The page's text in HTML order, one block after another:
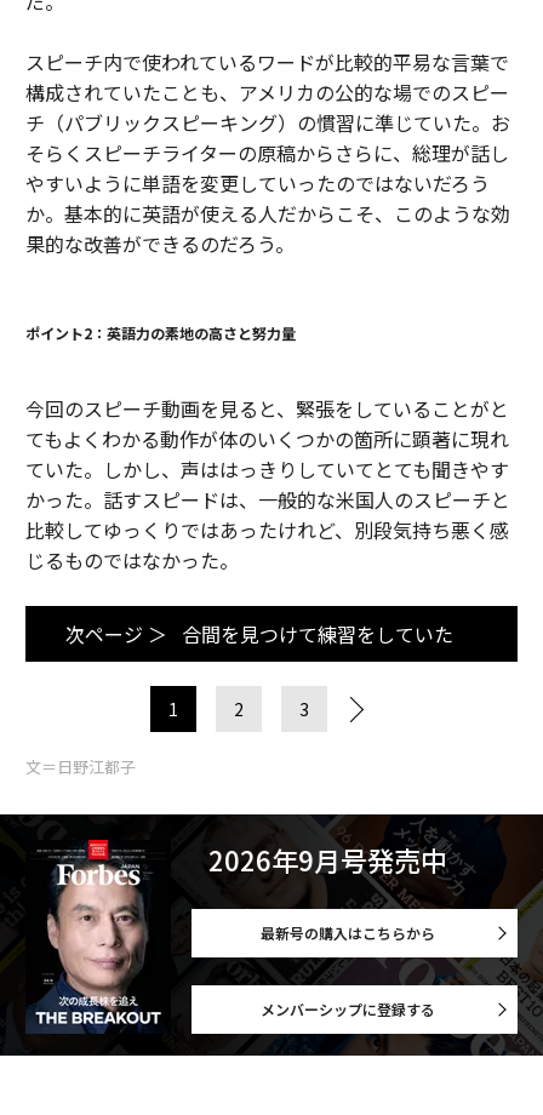
スピーチ内で使われているワードが比較的平易な言葉で
構成されていたことも、アメリカの公的な場でのスピー
チ（パブリックスピーキング）の慣習に準じていた。お
そらくスピーチライターの原稿からさらに、総理が話し
やすいように単語を変更していったのではないだろう
か。基本的に英語が使える人だからこそ、このような効
果的な改善ができるのだろう。
ポイント2：英語力の素地の高さと努力量
今回のスピーチ動画を見ると、緊張をしていることがと
てもよくわかる動作が体のいくつかの箇所に顕著に現れ
ていた。しかし、声ははっきりしていてとても聞きやす
かった。話すスピードは、一般的な米国人のスピーチと
比較してゆっくりではあったけれど、別段気持ち悪く感
じるものではなかった。
次ページ ＞ 合間を見つけて練習をしていた
1 2 3
文＝日野江都子
2026年9月号発売中
最新号の購入はこちらから
メンバーシップに登録する